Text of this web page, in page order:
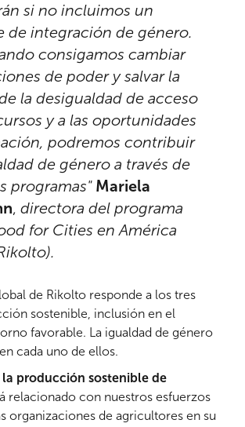
si no incluimos un
de integración de género.
consigamos cambiar
de poder y salvar la
la desigualdad de acceso
y a las oportunidades
podremos contribuir
de género a través de
programas" Mariela
, directora del programa
for Cities en América
de Rikolto responde a los tres
sostenible, inclusión en el
favorable. La igualdad de género
cada uno de ellos.
la producción sostenible de
relacionado con nuestros esfuerzos
organizaciones de agricultores en su